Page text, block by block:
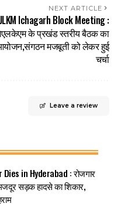
NEXT ARTICLE
JLKM Ichagarh Block Meeting :
के प्रखंड स्तरीय बैठक का
मजबूती को लेकर हुई
चर्चा
Leave a review
in Hyderabad : रोजगार
सड़क हादसे का शिकार,